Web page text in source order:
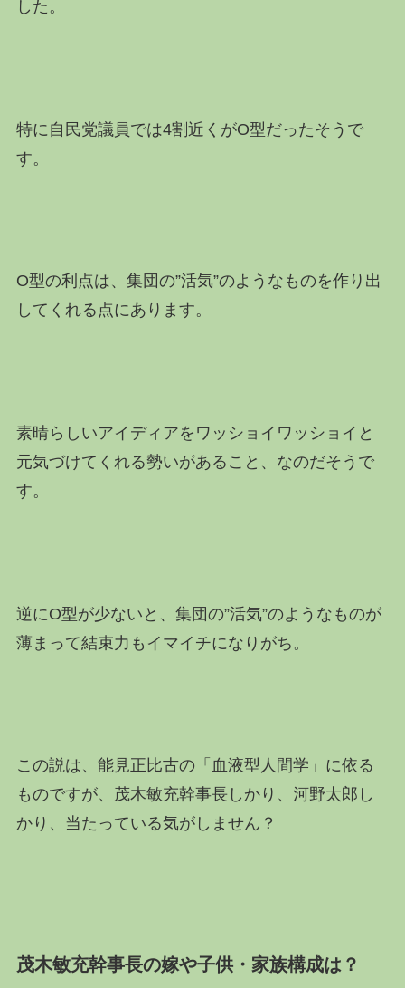
した。
特に自民党議員では4割近くがO型だったそうで
す。
O型の利点は、集団の”活気”のようなものを作り出
してくれる点にあります。
素晴らしいアイディアをワッショイワッショイと
元気づけてくれる勢いがあること、なのだそうで
す。
逆にO型が少ないと、集団の”活気”のようなものが
薄まって結束力もイマイチになりがち。
この説は、能見正比古の「血液型人間学」に依る
ものですが、茂木敏充幹事長しかり、河野太郎し
かり、当たっている気がしません？
茂木敏充幹事長の嫁や子供・家族構成は？